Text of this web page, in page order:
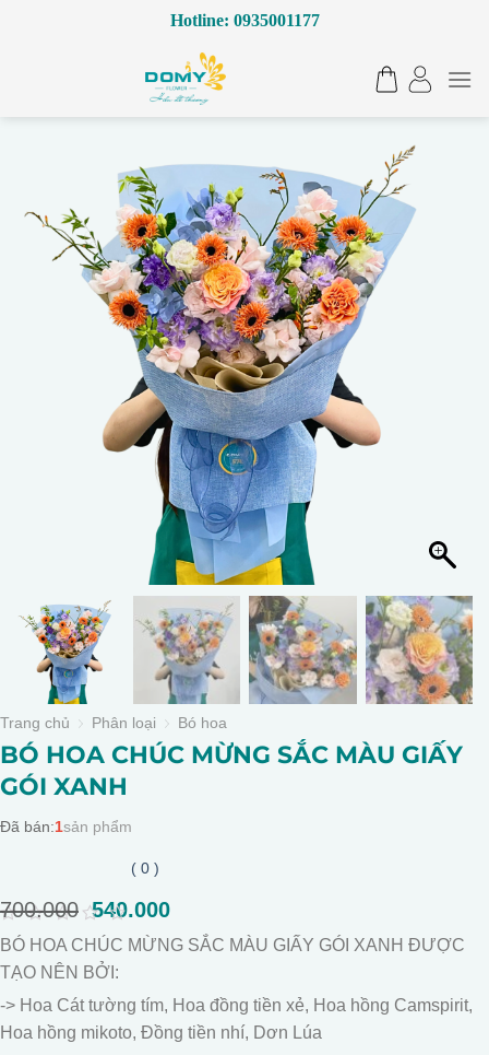
Hotline: 0935001177
Trang chủ Phân loại Bó hoa
BÓ HOA CHÚC MỪNG SẮC MÀU GIẤY
GÓI XANH
Đã bán:1sản phẩm
0
out
of
( 0 )
700.000 Giá
gốc
là:
700.000.
540.000
hiện
tại
540.000.
BÓ HOA CHÚC MỪNG SẮC MÀU GIẤY GÓI XANH ĐƯỢC
TẠO NÊN BỞI:
-> Hoa Cát tường tím, Hoa đồng tiền xẻ, Hoa hồng Camspirit,
Hoa hồng mikoto, Đồng tiền nhí, Dơn Lúa